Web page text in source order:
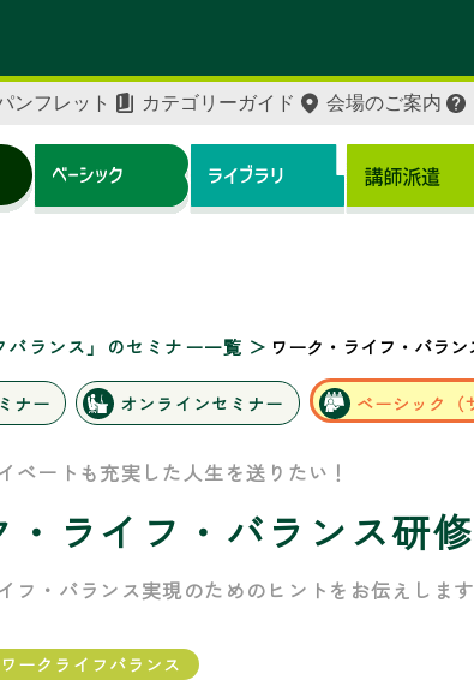
ンフレット カテゴリーガイド 会場のご案内
バランス」のセミナー一覧 ワーク・ライフ・バラン
ナー オンラインセミナー ベーシック（
ベートも充実した人生を送りたい！
・ライフ・バランス研修
フ・バランス実現のためのヒントをお伝えします
ークライフバランス